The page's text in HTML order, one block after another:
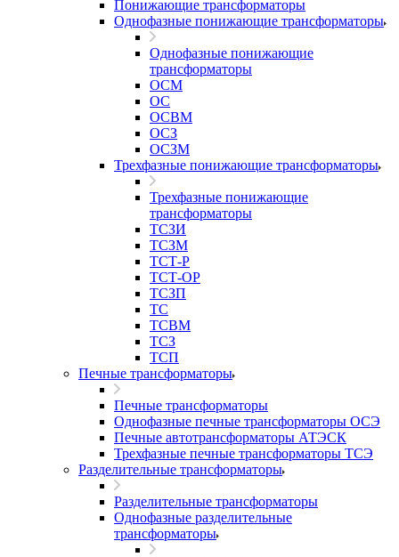
Понижающие трансформаторы
Однофазные понижающие трансформаторы
Однофазные понижающие
трансформаторы
ОСМ
ОС
ОСВМ
ОСЗ
ОСЗМ
Трехфазные понижающие трансформаторы
Трехфазные понижающие
трансформаторы
ТСЗИ
ТСЗМ
ТСТ-Р
ТСТ-ОР
ТСЗП
ТС
ТСВМ
ТСЗ
ТСП
Печные трансформаторы
Печные трансформаторы
Однофазные печные трансформаторы ОСЭ
Печные автотрансформаторы АТЭСК
Трехфазные печные трансформаторы ТСЭ
Разделительные трансформаторы
Разделительные трансформаторы
Однофазные разделительные
трансформаторы